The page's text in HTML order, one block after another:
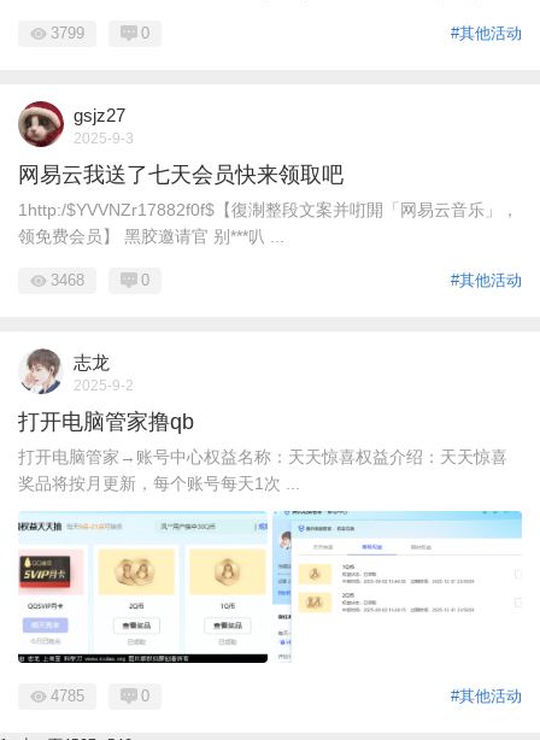
#其他活动
3799 0
gsjz27
2025-9-3
网易云我送了七天会员快来领取吧
1http:/$YVVNZr17882f0f$【復淛整段文案并咑閞「网易云音乐」，
领免费会员】 黑胶邀请官 别***叭 ...
#其他活动
3468 0
志龙
2025-9-2
打开电脑管家撸qb
打开电脑管家→账号中心权益名称：天天惊喜权益介绍：天天惊喜
奖品将按月更新，每个账号每天1次 ...
#其他活动
4785 0